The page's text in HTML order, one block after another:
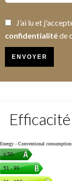
J’ai lu et
confidentialitéde
ENVOYER